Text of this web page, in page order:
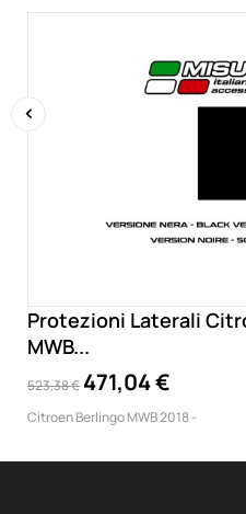
Protezioni Laterali
MWB...
523,38 € 471,04 €
Citroen Berlingo MWB 2018 -